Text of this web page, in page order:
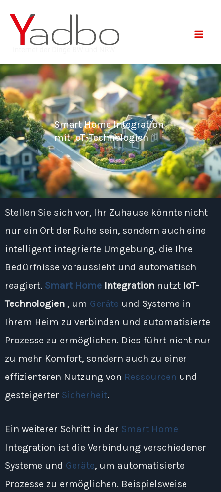
Inhalt
springen
Smart Home Integration
mit IoT-Technologien
Stellen Sie sich vor, Ihr Zuhause könnte nicht
nur ein Ort der Ruhe sein, sondern auch eine
intelligent integrierte Umgebung, die Ihre
Bedürfnisse voraussieht und automatisch
reagiert. Smart Home Integration nutzt IoT-
Technologien , um Geräte und Systeme in
Ihrem Heim zu verbinden und automatisierte
Prozesse zu ermöglichen. Dies führt nicht nur
zu mehr Komfort, sondern auch zu einer
effizienteren Nutzung von Ressourcen und
gesteigerter Sicherheit.
Ein weiterer Schritt in der Smart Home
Integration ist die Verbindung verschiedener
Systeme und Geräte, um automatisierte
Prozesse zu ermöglichen. Beispielsweise